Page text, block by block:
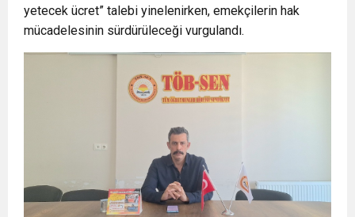
KARAÇAY’A SEVGİ SELİ
18:22 BAŞKAN SAMİ ÜSTÜN’DEN
GÖNÜLLERE DOKUNAN ZİYARET
yetecek ücret” talebi yinelenirken, emekçilerin hak
mücadelesinin sürdürüleceği vurgulandı.